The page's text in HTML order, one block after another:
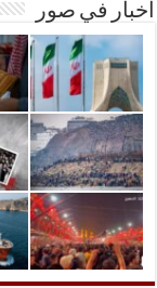
أخبار في صور